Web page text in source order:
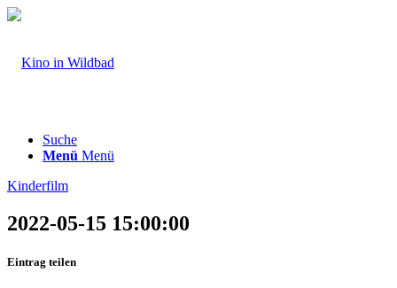
Suche
Menü Menü
Kinderfilm
2022-05-15 15:00:00
Eintrag teilen